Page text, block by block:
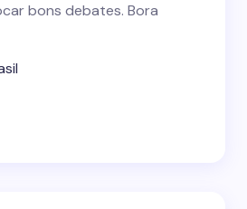
bons debates. Bora